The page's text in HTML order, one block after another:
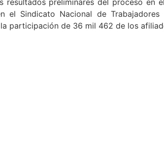
Sindicato Nacional de Trabajadores
participación de 36 mil 462 de los